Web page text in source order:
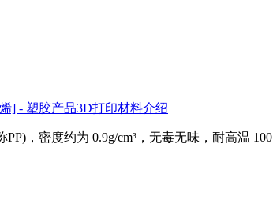
] - 塑胶产品3D打印材料介绍
PP)，密度约为 0.9g/cm³，无毒无味，耐高温 100